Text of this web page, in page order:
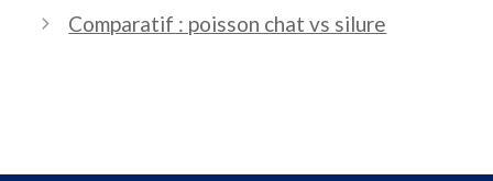
Comparatif : poisson chat vs silure